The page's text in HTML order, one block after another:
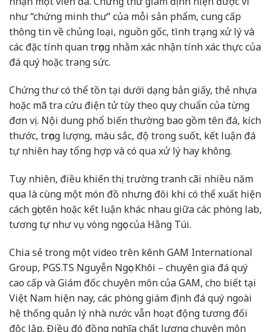
như “chứng minh thư” của mỗi sản phẩm, cung cấp
thông tin về chủng loại, nguồn gốc, tình trạng xử lý và
các đặc tính quan trọng nhằm xác nhận tính xác thực của
đá quý hoặc trang sức.
Chứng thư có thể tồn tại dưới dạng bản giấy, thẻ nhựa
hoặc mã tra cứu điện tử tùy theo quy chuẩn của từng
đơn vị. Nội dung phổ biến thường bao gồm tên đá, kích
thước, trọng lượng, màu sắc, độ trong suốt, kết luận đá
tự nhiên hay tổng hợp và có qua xử lý hay không.
Tuy nhiên, điều khiến thị trường tranh cãi nhiều năm
qua là cùng một món đồ nhưng đôi khi có thể xuất hiện
cách gọi tên hoặc kết luận khác nhau giữa các phòng lab,
tương tự như vụ vòng ngọc của Hằng Túi.
Chia sẻ trong một video trên kênh GAM International
Group, PGS.TS Nguyễn Ngọc Khôi – chuyên gia đá quý
cao cấp và Giám đốc chuyên môn của GAM, cho biết tại
Việt Nam hiện nay, các phòng giám định đá quý ngoài
hệ thống quản lý nhà nước vẫn hoạt động tương đối
độc lập. Điều đó đồng nghĩa chất lượng chuyên môn